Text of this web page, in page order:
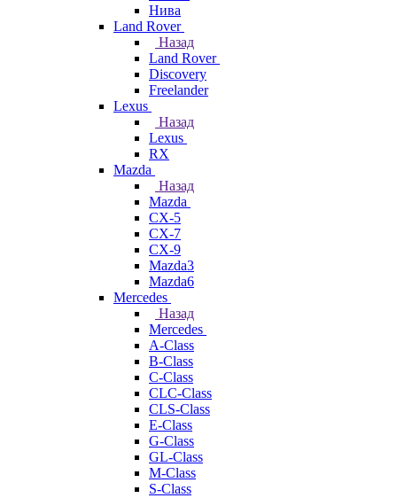
Нива
Land Rover
Назад
Land Rover
Discovery
Freelander
Lexus
Назад
Lexus
RX
Mazda
Назад
Mazda
CX-5
CX-7
CX-9
Mazda3
Mazda6
Mercedes
Назад
Mercedes
A-Class
B-Class
C-Class
CLC-Class
CLS-Class
E-Class
G-Class
GL-Class
M-Class
S-Class